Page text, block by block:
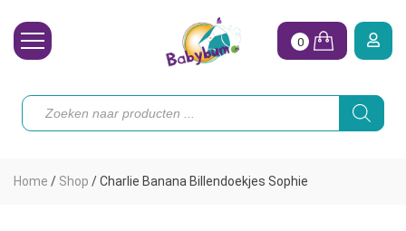
Toebehoren
0
Producten
zoeken
Home / Shop /Charlie Banana Billendoekjes Sophie